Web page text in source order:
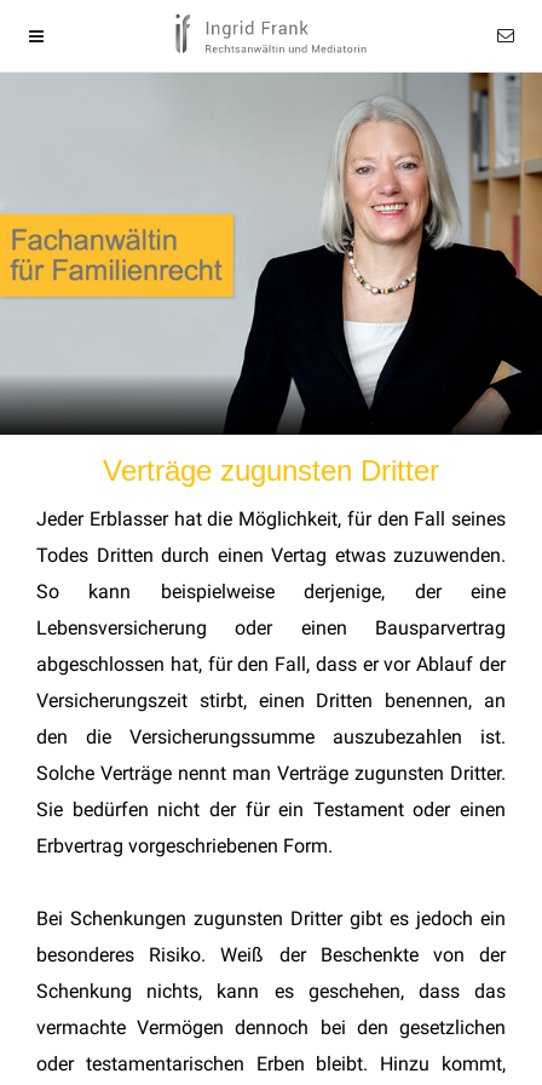
Verträge zugunsten Dritter
Jeder Erblasser hat die Möglichkeit, für den Fall seines
Todes Dritten durch einen Vertag etwas zuzuwenden.
So kann beispielweise derjenige, der eine
Lebensversicherung oder einen Bausparvertrag
abgeschlossen hat, für den Fall, dass er vor Ablauf der
Versicherungszeit stirbt, einen Dritten benennen, an
den die Versicherungssumme auszubezahlen ist.
Solche Verträge nennt man Verträge zugunsten Dritter.
Sie bedürfen nicht der für ein Testament oder einen
Erbvertrag vorgeschriebenen Form.
Bei Schenkungen zugunsten Dritter gibt es jedoch ein
besonderes Risiko. Weiß der Beschenkte von der
Schenkung nichts, kann es geschehen, dass das
vermachte Vermögen dennoch bei den gesetzlichen
oder testamentarischen Erben bleibt. Hinzu kommt,